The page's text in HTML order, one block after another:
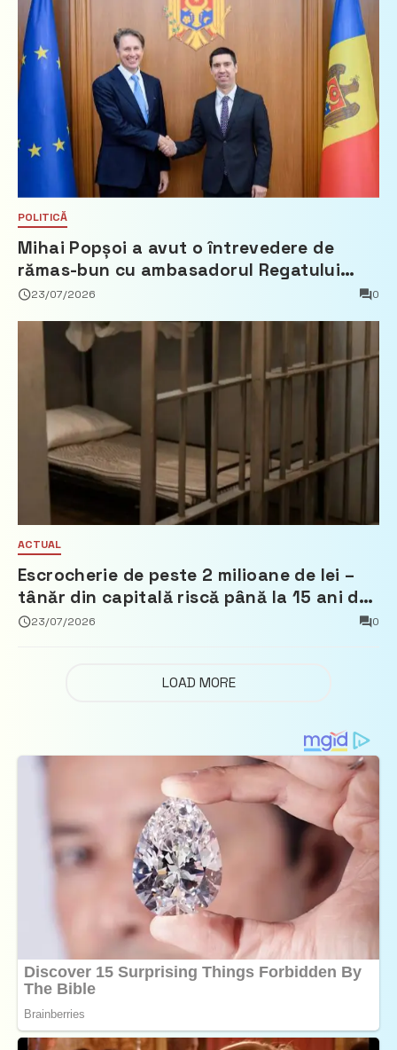
POLITICĂ
Mihai Popșoi a avut o întrevedere de
rămas-bun cu ambasadorul Regatului
Țărilor de Jos, Fred Duijn
23/07/2026 0
ACTUAL
Escrocherie de peste 2 milioane de lei –
tânăr din capitală riscă până la 15 ani de
închisoare
23/07/2026 0
LOAD MORE